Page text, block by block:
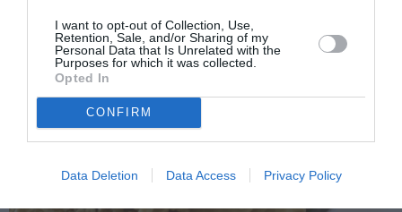
I want to opt-out of Collection, Use,
Retention, Sale, and/or Sharing of my
Personal Data that Is Unrelated with the
Purposes for which it was collected.
Opted In
CONFIRM
Data Deletion Data Access Privacy Policy